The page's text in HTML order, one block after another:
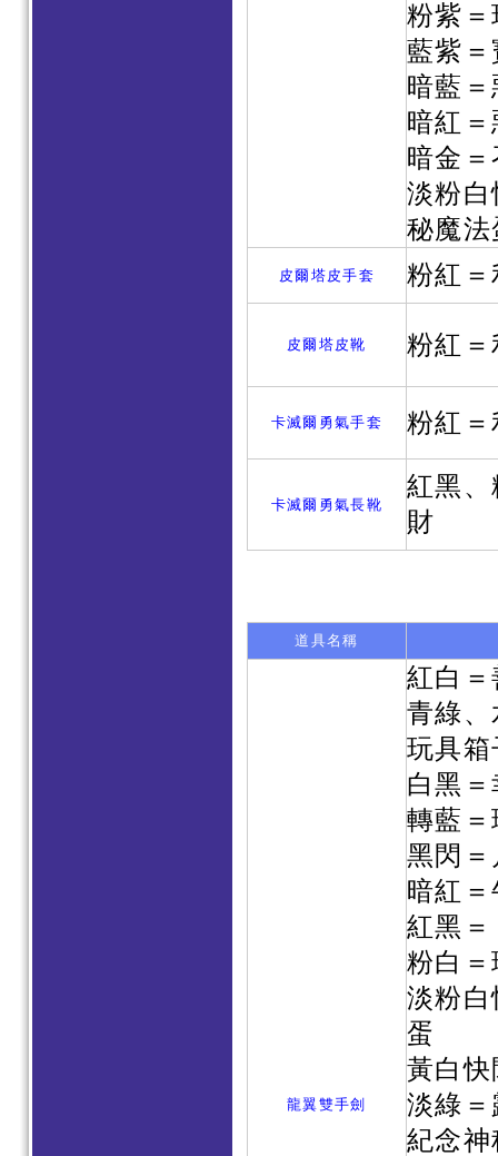
粉紫
藍紫
暗藍
暗紅
暗金
淡粉
秘魔法
皮爾塔皮手套 粉紅
皮爾塔皮靴 粉紅
卡滅爾勇氣手套 粉紅
卡滅爾勇氣長靴
紅黑
財
道具名稱
龍翼雙手劍
紅白
青綠
玩具箱
白黑
轉藍
黑閃
暗紅
紅黑
粉白
淡粉
蛋
黃白
淡綠
紀念